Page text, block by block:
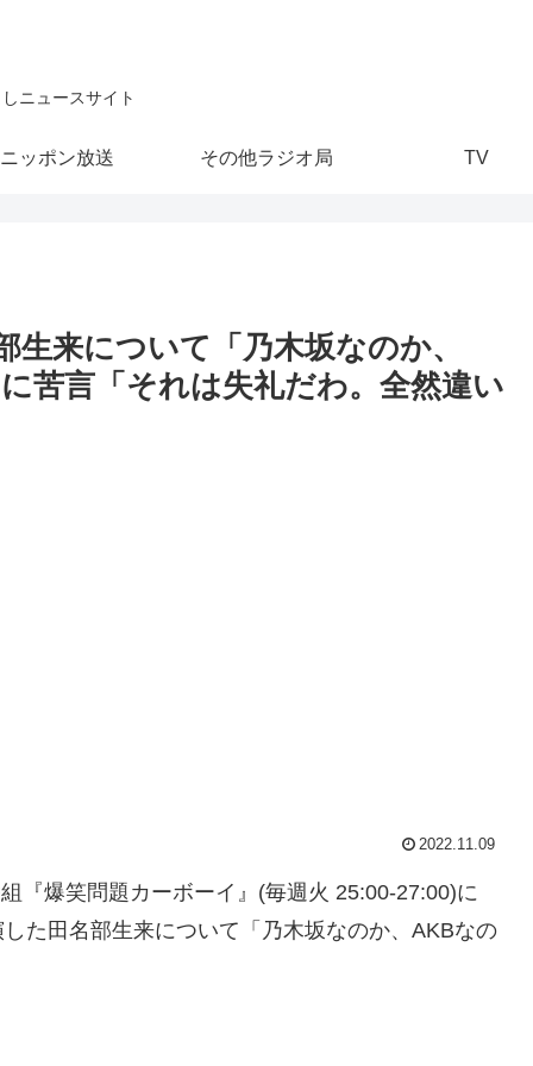
ニュースサイト
ニッポン放送 その他ラジオ局 TV
来について「乃木坂なのか、
苦言「それは失礼だわ。全然違い
2022.11.09
『爆笑問題カーボーイ』(毎週火 25:00-27:00)に
た田名部生来について「乃木坂なのか、AKBなの